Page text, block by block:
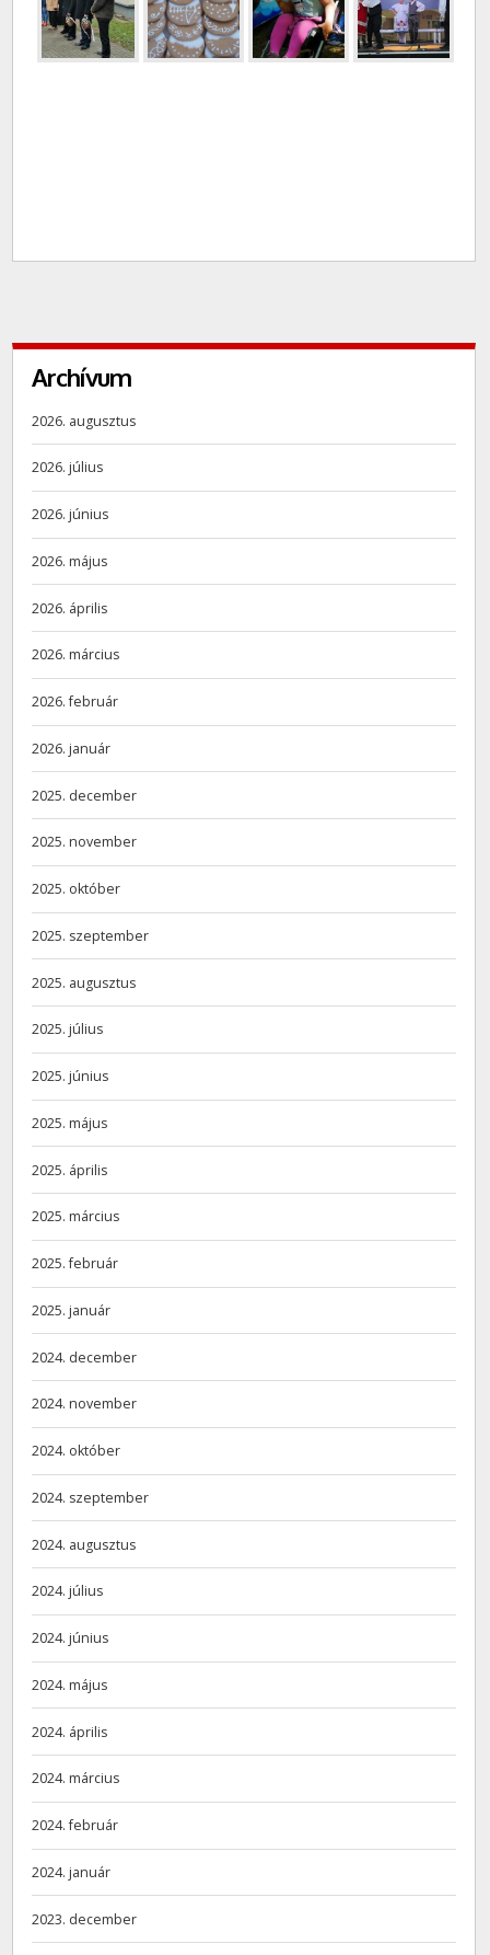
Archívum
2026. augusztus
2026. július
2026. június
2026. május
2026. április
2026. március
2026. február
2026. január
2025. december
2025. november
2025. október
2025. szeptember
2025. augusztus
2025. július
2025. június
2025. május
2025. április
2025. március
2025. február
2025. január
2024. december
2024. november
2024. október
2024. szeptember
2024. augusztus
2024. július
2024. június
2024. május
2024. április
2024. március
2024. február
2024. január
2023. december